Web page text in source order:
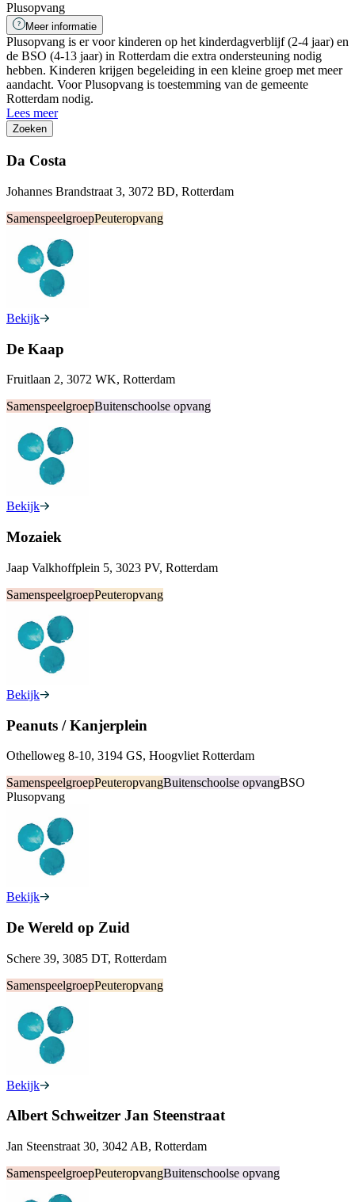
Plusopvang
Meer informatie
Plusopvang is er voor kinderen op het kinderdagverblijf (2-4 jaar) en
de BSO (4-13 jaar) in Rotterdam die extra ondersteuning nodig
hebben. Kinderen krijgen begeleiding in een kleine groep met meer
aandacht. Voor Plusopvang is toestemming van de gemeente
Rotterdam nodig.
Lees meer
Zoeken
Da Costa
Johannes Brandstraat 3, 3072 BD, Rotterdam
SamenspeelgroepPeuteropvang
Bekijk
De Kaap
Fruitlaan 2, 3072 WK, Rotterdam
SamenspeelgroepBuitenschoolse opvang
Bekijk
Mozaiek
Jaap Valkhoffplein 5, 3023 PV, Rotterdam
SamenspeelgroepPeuteropvang
Bekijk
Peanuts / Kanjerplein
Othelloweg 8-10, 3194 GS, Hoogvliet Rotterdam
SamenspeelgroepPeuteropvangBuitenschoolse opvangBSO
Plusopvang
Bekijk
De Wereld op Zuid
Schere 39, 3085 DT, Rotterdam
SamenspeelgroepPeuteropvang
Bekijk
Albert Schweitzer Jan Steenstraat
Jan Steenstraat 30, 3042 AB, Rotterdam
SamenspeelgroepPeuteropvangBuitenschoolse opvang